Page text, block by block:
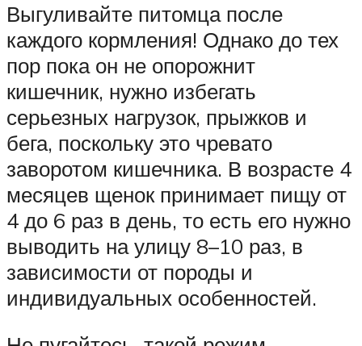
Выгуливайте питомца после
каждого кормления! Однако до тех
пор пока он не опорожнит
кишечник, нужно избегать
серьезных нагрузок, прыжков и
бега, поскольку это чревато
заворотом кишечника. В возрасте 4
месяцев щенок принимает пищу от
4 до 6 раз в день, то есть его нужно
выводить на улицу 8–10 раз, в
зависимости от породы и
индивидуальных особенностей.